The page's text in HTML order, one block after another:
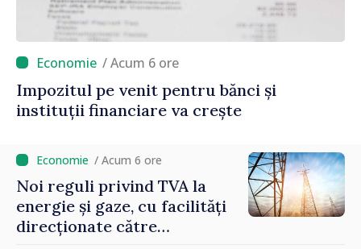
/ Acum 6 ore
Impozitul pe venit pentru bănci și
instituții financiare va crește
/ Acum 6 ore
Noi reguli privind TVA la
energie și gaze, cu facilități
direcționate către